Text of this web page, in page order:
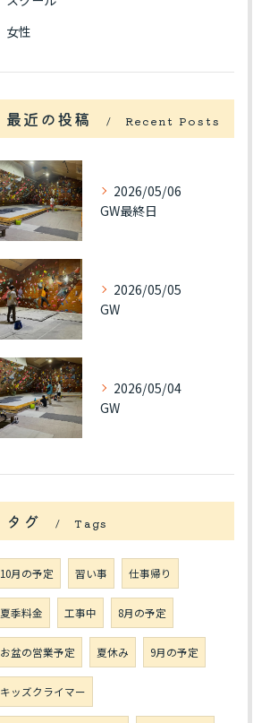
女性
最近の投稿 Recent Posts
2026/05/06
GW最終日
2026/05/05
GW
2026/05/04
GW
タグ Tags
10月の予定 習い事 仕事帰り
夏季料金 工事中 8月の予定
お盆の営業予定 夏休み 9月の予定
キッズクライマー